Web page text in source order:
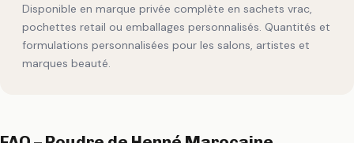
Disponible en marque privée complète en sachets vrac,
pochettes retail ou emballages personnalisés. Quantités et
formulations personnalisées pour les salons, artistes et
marques beauté.